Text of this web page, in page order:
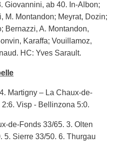
Giovannini, ab 40. In-Albon;
M. Montandon; Meyrat, Dozin;
Bernazzi, A. Montandon,
Karaffa; Vouillamoz,
HC: Yves Sarault.
Martigny – La Chaux-de-
Visp - Bellinzona 5:0.
de-Fonds 33/65. 3. Olten
5. Sierre 33/50. 6. Thurgau